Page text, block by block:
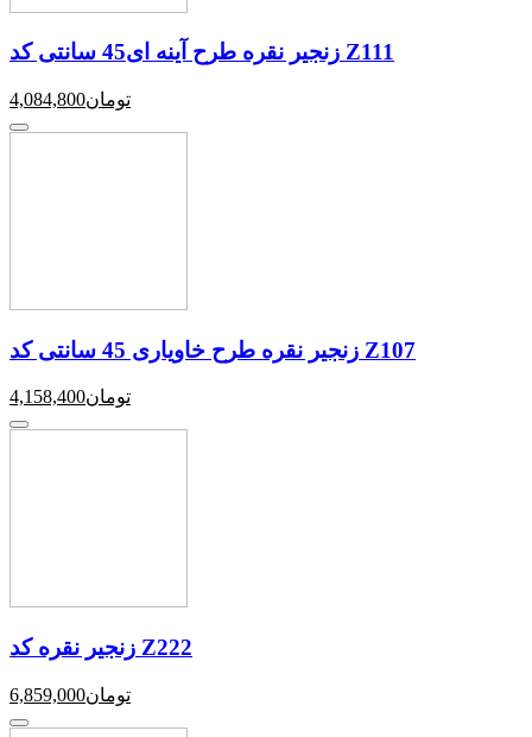
زنجیر نقره طرح آینه ای45 سانتی کد Z111
4,084,800تومان
زنجیر نقره طرح خاویاری 45 سانتی کد Z107
4,158,400تومان
زنجیر نقره کد Z222
6,859,000تومان